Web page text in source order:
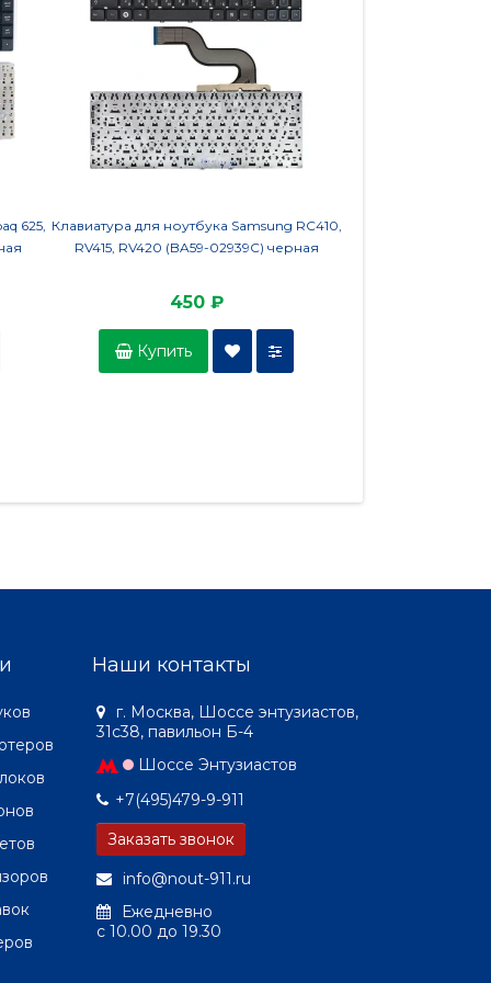
625, Клавиатура для ноутбука Samsung RC410,
RV415, RV420 (BA59-02939C) черная
450 ₽
Купить
Наши контакты
г. Москва, Шоссе энтузиастов,
31с38, павильон Б-4
Шоссе Энтузиастов
+7(495)479-9-911
Заказать звонок
info@nout-911.ru
Ежедневно
c 10.00 до 19.30